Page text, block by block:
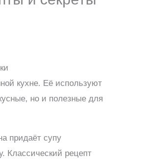
кухне. Её используют
но и полезные для
придаёт супу
Классический рецепт